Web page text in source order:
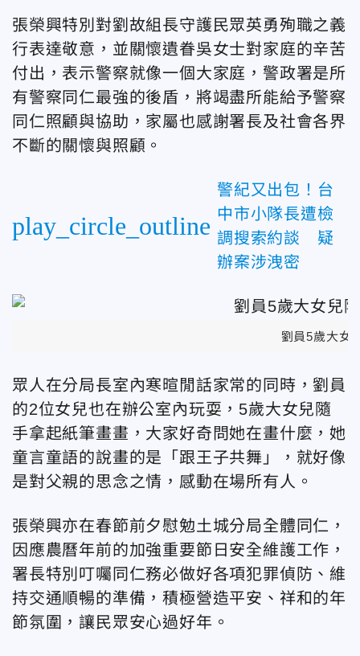
張榮興特別對劉故組長守護民眾英勇殉職之義
行表達敬意，並關懷遺眷吳女士對家庭的辛苦
付出，表示警察就像一個大家庭，警政署是所
有警察同仁最強的後盾，將竭盡所能給予警察
同仁照顧與協助，家屬也感謝署長及社會各界
不斷的關懷與照顧。
play_circle_outline
警紀又出包！台
中市小隊長遭檢
調搜索約談 疑
辦案涉洩密
劉員5歲大女
眾人在分局長室內寒暄閒話家常的同時，劉員
的2位女兒也在辦公室內玩耍，5歲大女兒隨
手拿起紙筆畫畫，大家好奇問她在畫什麼，她
童言童語的說畫的是「跟王子共舞」，就好像
是對父親的思念之情，感動在場所有人。
張榮興亦在春節前夕慰勉土城分局全體同仁，
因應農曆年前的加強重要節日安全維護工作，
署長特別叮囑同仁務必做好各項犯罪偵防、維
持交通順暢的準備，積極營造平安、祥和的年
節氛圍，讓民眾安心過好年。